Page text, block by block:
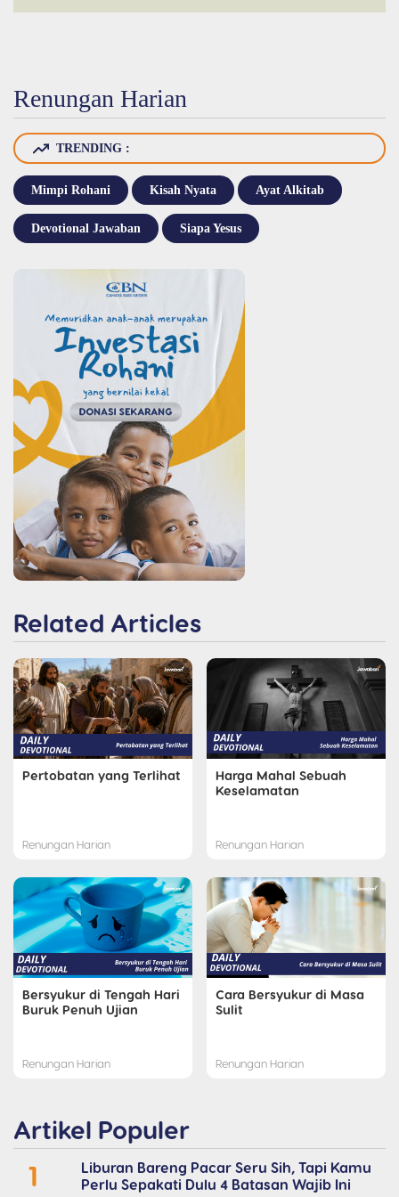
Renungan Harian
TRENDING :
Mimpi Rohani Kisah Nyata Ayat Alkitab
Devotional Jawaban Siapa Yesus
Related Articles
Pertobatan yang Terlihat
Renungan Harian
Harga Mahal Sebuah
Keselamatan
Renungan Harian
Bersyukur di Tengah Hari
Buruk Penuh Ujian
Renungan Harian
Cara Bersyukur di Masa
Sulit
Renungan Harian
Artikel Populer
1
Liburan Bareng Pacar Seru Sih, Tapi Kamu
Perlu Sepakati Dulu 4 Batasan Wajib Ini